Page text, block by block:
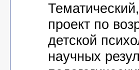
проект по
детской
научных